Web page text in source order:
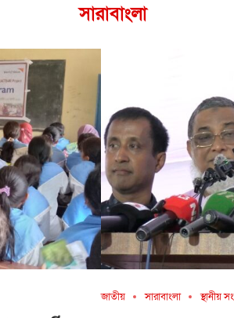
সারাবাংলা
জাতীয় সারাবাংলা স্থানীয়